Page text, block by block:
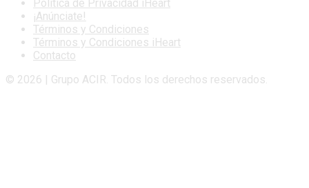
Politica de Privacidad iHeart
¡Anúnciate!
Términos y Condiciones
Términos y Condiciones iHeart
Contacto
© 2026 | Grupo ACIR. Todos los derechos reservados.